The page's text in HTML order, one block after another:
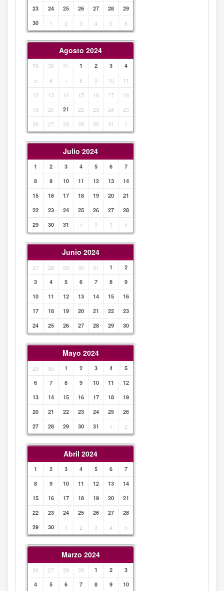
23
24 25 26 27 28
29
30
1 2 3 4 5 6
Agosto 2024
29 30 31 1 2 3 4
5 6 7 8 9 10
11
12
13 14 15 16 17
18
19
20 21 22 23 24
25
26
27 28 29 30 31 1
Julio 2024
1 2 3 4 5 6
7
8
9 10 11 12 13
14
15
16 17 18 19 20
21
22
23 24 25 26 27
28
29
30 31 1 2 3 4
Junio 2024
27 28 29 30 31 1
2
3
4 5 6 7 8
9
10
11 12 13 14 15
16
17
18 19 20 21 22
23
24
25 26 27 28 29 30
Mayo 2024
29 30 1 2 3 4
5
6
7 8 9 10 11
12
13
14 15 16 17 18
19
20
21 22 23 24 25
26
27
28 29 30 31 1 2
Abril 2024
1 2 3 4 5 6
7
8
9 10 11 12 13
14
15
16 17 18 19 20
21
22
23 24 25 26 27
28
29
30 1 2 3 4 5
Marzo 2024
26 27 28 29 1 2
3
4
5 6 7 8 9
10